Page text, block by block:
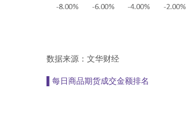
数据来源：文华财经
每日商品期货成交金额排名